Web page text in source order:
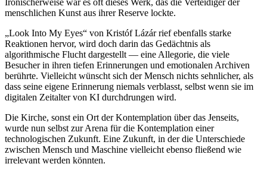
menschlichen Kunst aus ihrer Reserve lockte.
„Look Into My Eyes“ von Kristóf Lázár rief ebenfalls starke
Reaktionen hervor, wird doch darin das Gedächtnis als
algorithmische Flucht dargestellt — eine Allegorie, die viele
Besucher in ihren tiefen Erinnerungen und emotionalen Archiven
berührte. Vielleicht wünscht sich der Mensch nichts sehnlicher, als
dass seine eigene Erinnerung niemals verblasst, selbst wenn sie im
digitalen Zeitalter von KI durchdrungen wird.
Die Kirche, sonst ein Ort der Kontemplation über das Jenseits,
wurde nun selbst zur Arena für die Kontemplation einer
technologischen Zukunft. Eine Zukunft, in der die Unterschiede
zwischen Mensch und Maschine vielleicht ebenso fließend wie
irrelevant werden könnten.